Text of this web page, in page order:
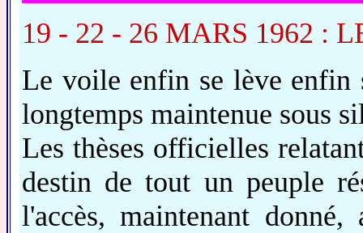
19 - 22 - 26 MARS 1962 :
Le voile enfin se lève enfin
longtemps maintenue sous
Les thèses officielles
destin de tout un peuple
l'accès, maintenant